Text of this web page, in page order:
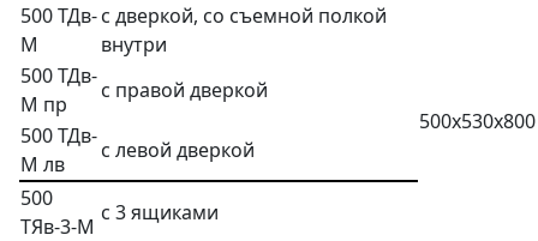
500 ТДв-
М
с дверкой, со съемной полкой
внутри
500х530х800
500 ТДв-
М пр
с правой дверкой
500 ТДв-
М лв
с левой дверкой
500
ТЯв-3-М
с 3 ящиками